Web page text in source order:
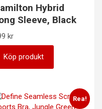
Hybrid
Sleeve, Black
kr
Köp produkt
Rea!